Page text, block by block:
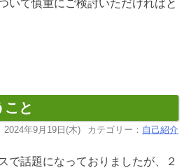
いて慎重にご検討いただければと
こと
2024年9月19日(木) カテゴリー： 自己紹介
で話題になっておりましたが、２